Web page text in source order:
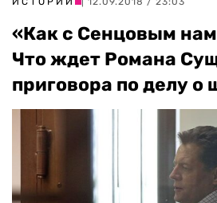
«Как с Сенцовым
Что ждет Романа
приговора по делу о